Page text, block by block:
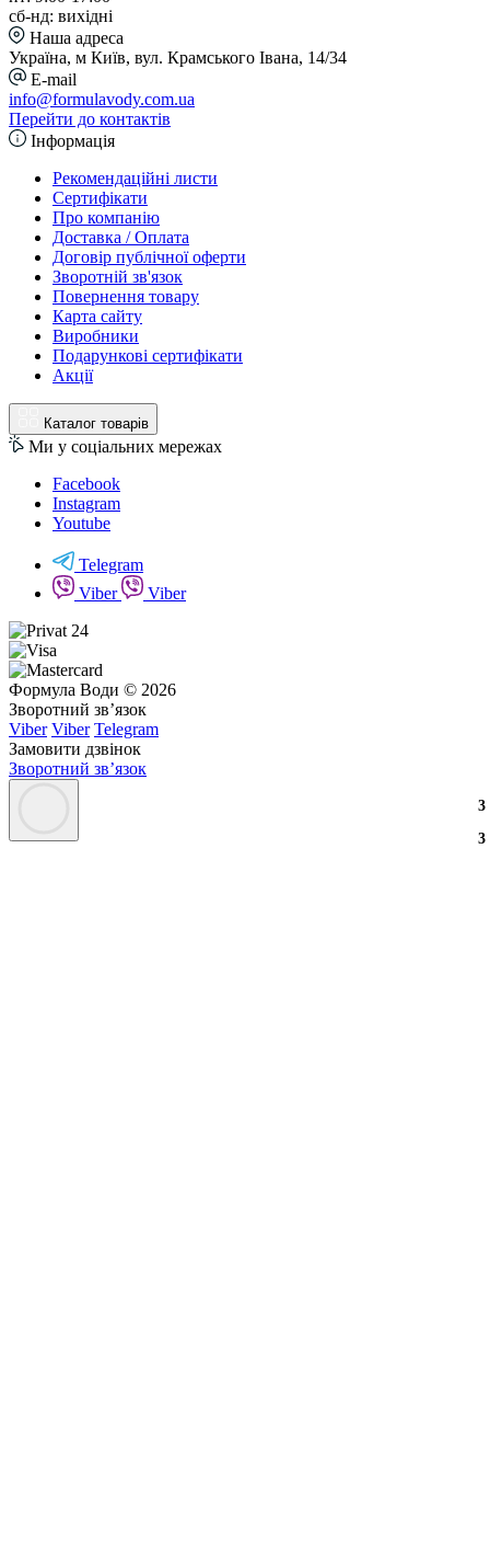
4
4
3
3
сб-нд: вихідні
Наша адреса
Україна, м Київ, вул. Крамського Івана, 14/34
E-mail
info@formulavody.com.ua
Перейти до контактів
Інформація
Рекомендаційні листи
Сертифікати
Про компанію
Доставка / Оплата
Договір публічної оферти
Зворотній зв'язок
Повернення товару
Карта сайту
Виробники
Подарункові сертифікати
Акції
Каталог товарів
Ми у соціальних мережах
Facebook
Instagram
Youtube
Telegram
Viber
Viber
Формула Води © 2026
Зворотний зв’язок
Viber Viber Telegram
Замовити дзвінок
Зворотний зв’язок